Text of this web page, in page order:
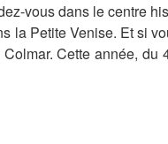
vous dans le centre
Petite Venise. Et si
Cette année,